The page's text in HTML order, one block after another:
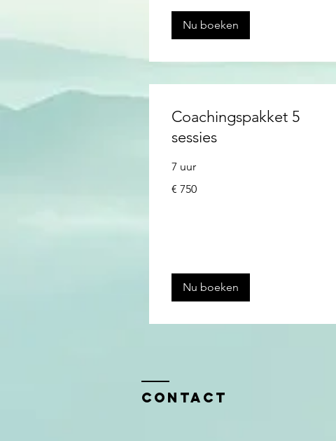
Nu boeken
Coachingspakket 5
sessies
7 uur
euro
€ 750
Nu boeken
Contact